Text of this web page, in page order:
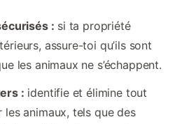
: si ta propriété
assure-toi qu’ils sont
les animaux ne s’échappent.
: identifie et élimine tout
animaux, tels que des